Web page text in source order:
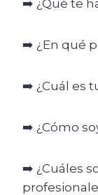
➡️ ¿Qué te
➡️ ¿En qué
➡️ ¿Cuál es
➡️ ¿Cómo
➡️ ¿Cuáles